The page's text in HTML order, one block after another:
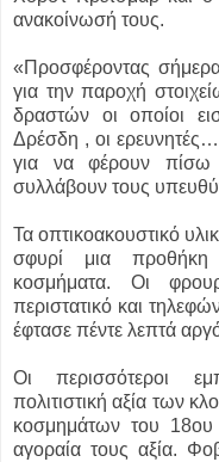
ανακοίνωσή τους.
«Προσφέροντας
για την παροχή
δραστών οι οποίοι
Δρέσδη , οι
για να φέρουν πίσω
συλλάβουν τους
Τα οπτικοακουστικό
σφυρί μια προθήκη
κοσμήματα. Οι
περιστατικό και
έφτασε πέντε λεπτά
Οι περισσότεροι
πολιτιστική αξία των
κοσμημάτων του 18ου
αγοραία τους αξία.